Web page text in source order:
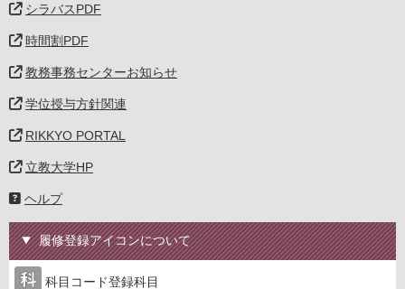
シラバスPDF
時間割PDF
教務事務センターお知らせ
学位授与方針関連
RIKKYO PORTAL
立教大学HP
ヘルプ
履修登録アイコンについて
科目コード登録科目